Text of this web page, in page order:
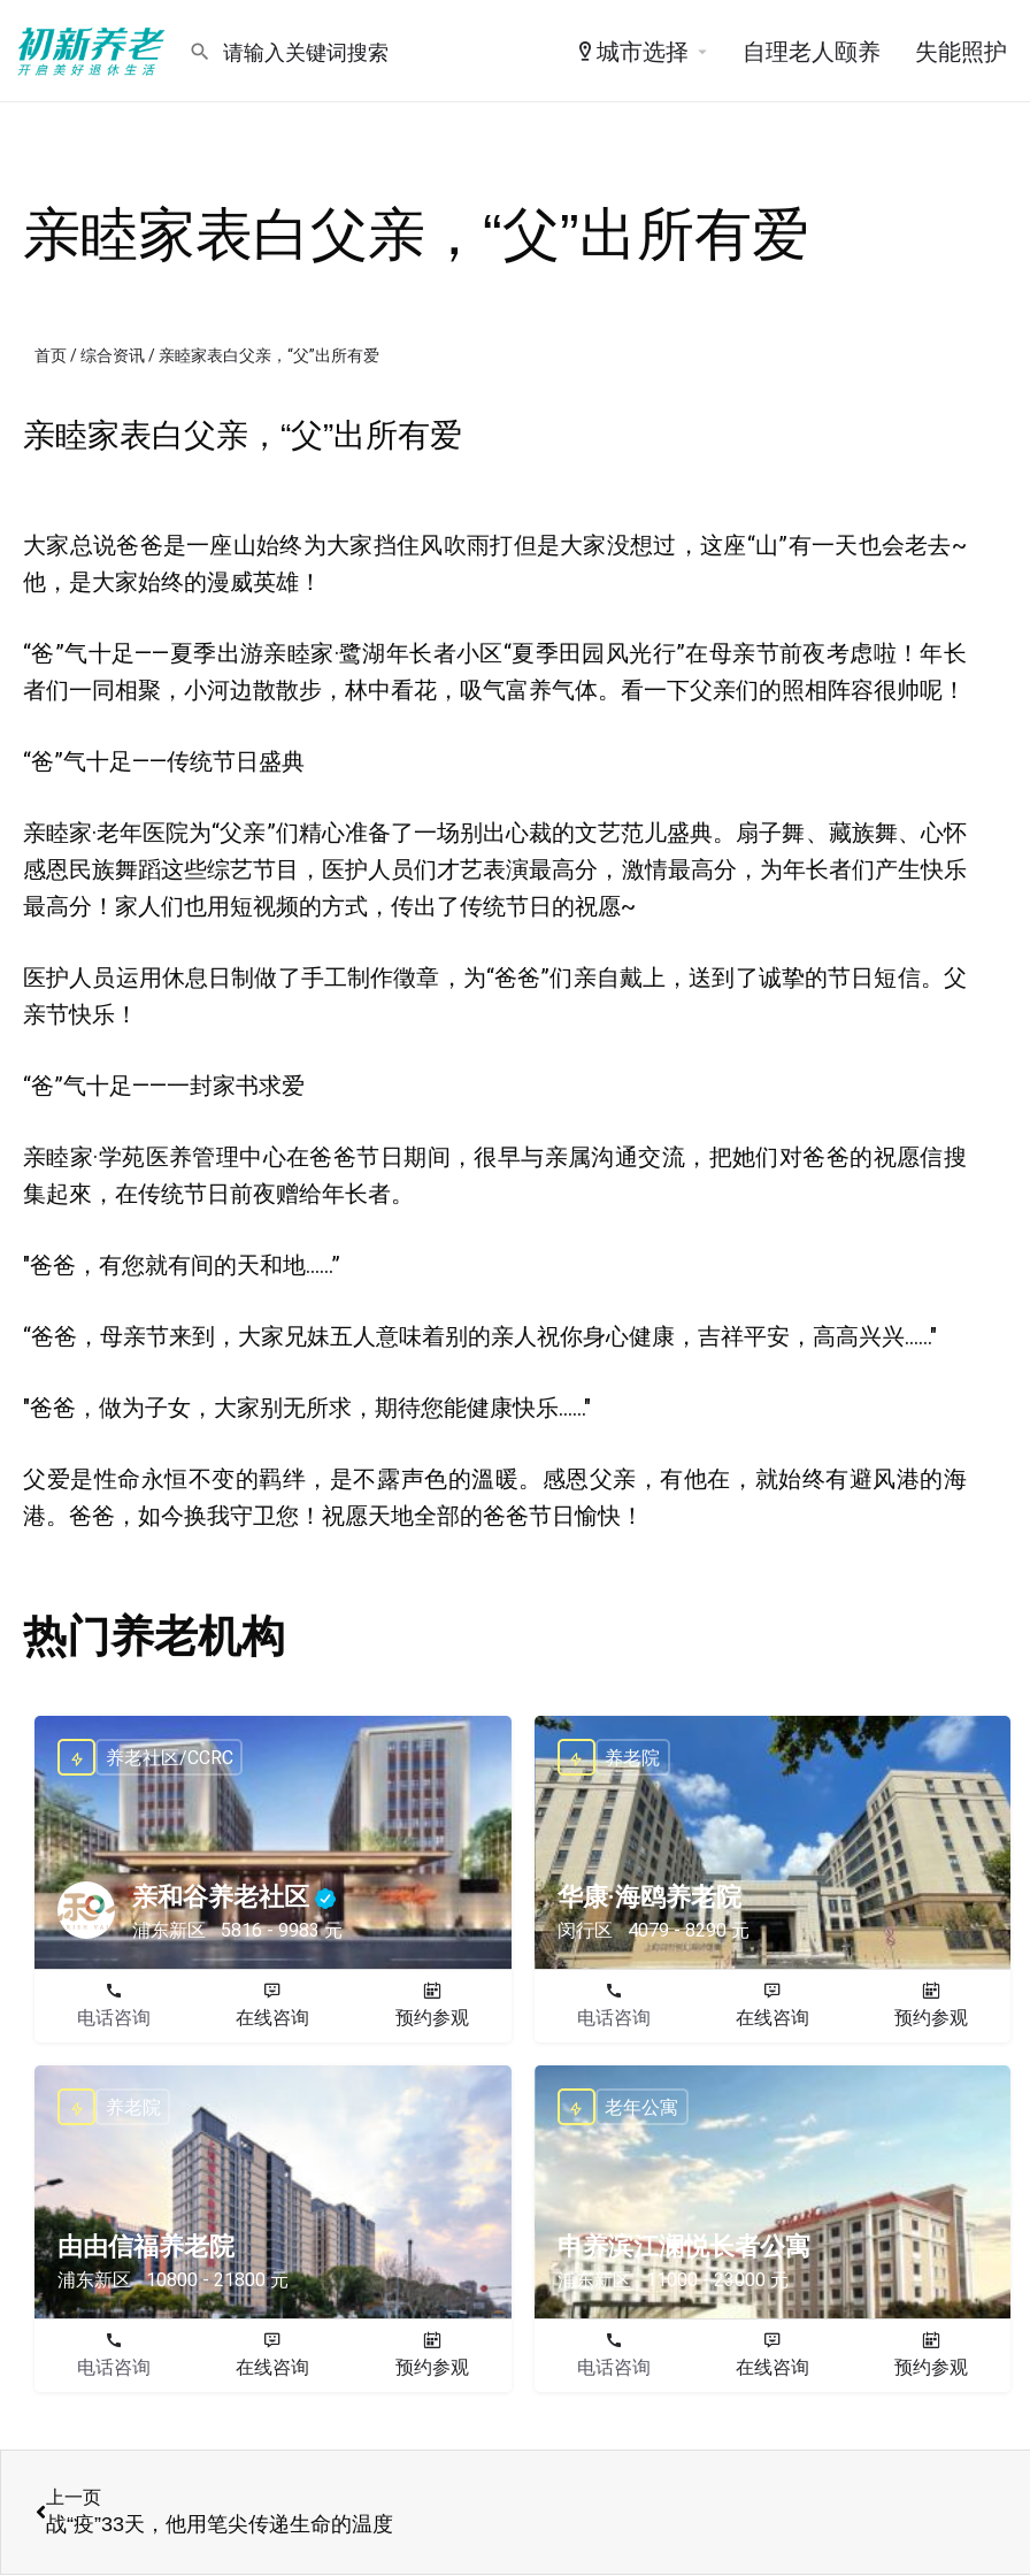
城市选择 自理老人颐养 失能照护
亲睦家表白父亲，“父”出所有爱
首页/综合资讯/ 亲睦家表白父亲，“父”出所有爱
亲睦家表白父亲，“父”出所有爱
大家总说爸爸是一座山始终为大家挡住风吹雨打但是大家没想过，这座“山”有一天也会老去~
他，是大家始终的漫威英雄！
“爸”气十足——夏季出游亲睦家·鹭湖年长者小区“夏季田园风光行”在母亲节前夜考虑啦！年长
者们一同相聚，小河边散散步，林中看花，吸气富养气体。看一下父亲们的照相阵容很帅呢！
“爸”气十足——传统节日盛典
亲睦家·老年医院为“父亲”们精心准备了一场别出心裁的文艺范儿盛典。扇子舞、藏族舞、心怀
感恩民族舞蹈这些综艺节目，医护人员们才艺表演最高分，激情最高分，为年长者们产生快乐
最高分！家人们也用短视频的方式，传出了传统节日的祝愿~
医护人员运用休息日制做了手工制作徵章，为“爸爸”们亲自戴上，送到了诚挚的节日短信。父
亲节快乐！
“爸”气十足——一封家书求爱
亲睦家·学苑医养管理中心在爸爸节日期间，很早与亲属沟通交流，把她们对爸爸的祝愿信搜
集起來，在传统节日前夜赠给年长者。
"爸爸，有您就有间的天和地……”
“爸爸，母亲节来到，大家兄妹五人意味着别的亲人祝你身心健康，吉祥平安，高高兴兴……"
"爸爸，做为子女，大家别无所求，期待您能健康快乐……"
父爱是性命永恒不变的羁绊，是不露声色的溫暖。感恩父亲，有他在，就始终有避风港的海
港。爸爸，如今换我守卫您！祝愿天地全部的爸爸节日愉快！
热门养老机构
亲和谷养老社区
浦东新区 5816 - 9983 元
养老社区/CCRC
电话咨询 在线咨询 预约参观
华康·海鸥养老院
闵行区 4079 - 8290 元
养老院
电话咨询 在线咨询 预约参观
由由信福养老院
浦东新区 10800 - 21800 元
养老院
电话咨询 在线咨询 预约参观
申养滨江澜悦长者公寓
浦东新区 11000 - 23000 元
老年公寓
电话咨询 在线咨询 预约参观
上一页
战“疫”33天，他用笔尖传递生命的温度